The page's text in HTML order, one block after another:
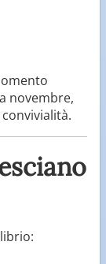
novembre,